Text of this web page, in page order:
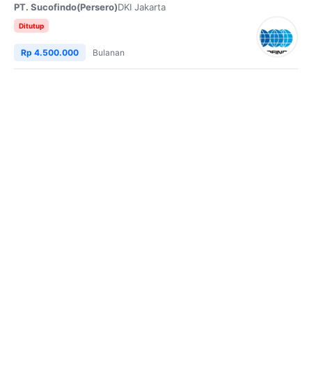
PT. Sucofindo(Persero)DKI Jakarta
Ditutup
Rp 4.500.000 Bulanan